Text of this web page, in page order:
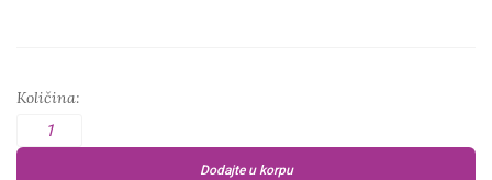
Količina:
Dodajte u korpu